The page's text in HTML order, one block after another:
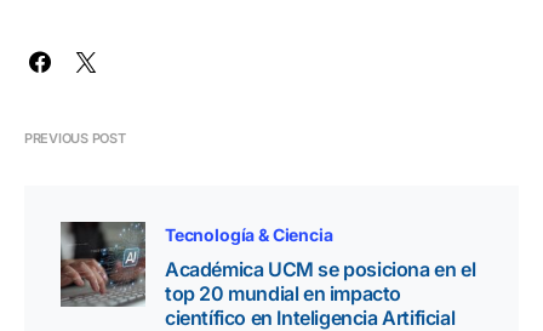
PREVIOUS POST
Tecnología & Ciencia
Académica UCM se posiciona en el
top 20 mundial en impacto
científico en Inteligencia Artificial